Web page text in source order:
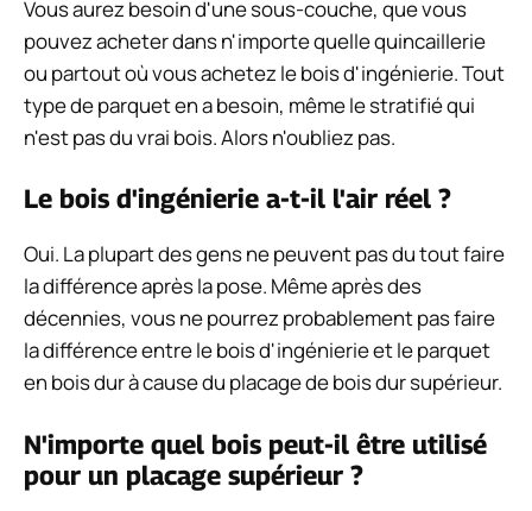
Vous aurez besoin d'une sous-couche, que vous
pouvez acheter dans n'importe quelle quincaillerie
ou partout où vous achetez le bois d'ingénierie. Tout
type de parquet en a besoin, même le stratifié qui
n'est pas du vrai bois. Alors n'oubliez pas.
Le bois d'ingénierie a-t-il l'air réel ?
Oui. La plupart des gens ne peuvent pas du tout faire
la différence après la pose. Même après des
décennies, vous ne pourrez probablement pas faire
la différence entre le bois d'ingénierie et le parquet
en bois dur à cause du placage de bois dur supérieur.
N'importe quel bois peut-il être utilisé
pour un placage supérieur ?